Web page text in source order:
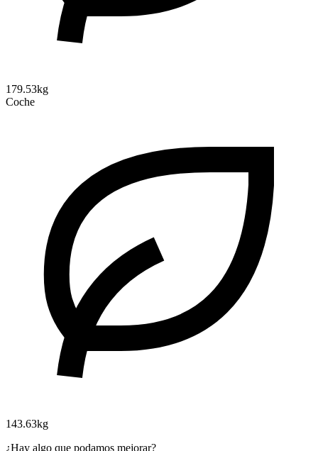
179.53kg
Coche
143.63kg
¿Hay algo que podamos mejorar?